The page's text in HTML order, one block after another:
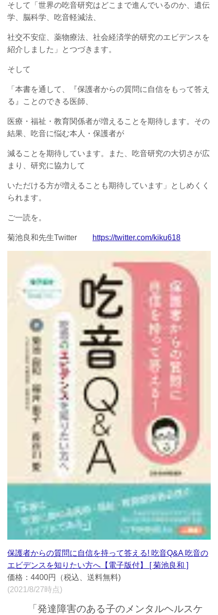
そして
「世界の吃音研究はどこまで進んでいるのか、遺伝
学、脳科学、吃音軽減法、
社交不安症、 薬物療法、社会経済学的研究のエビデンスを
紹介しました」とつづきます。
そして
「本書を通して、『保護者からの質問に自信をもって答え
る』ことのできる医師、
医療・福祉・教育関係者が増えることを期待します。その
結果、吃音に悩む本人・保護者が
減ることを期待しています。また、吃音研究の大切さが広
まり、研究に協力して
いただける方が増えることも期待しています」としめくく
られます。
ご一読を。
菊池良和先生Twitter https://twitter.com/kiku618
保護者からの質問に自信を持って答える! 吃音Q&A 吃音の
エビデンスを知りたい方へ【電子版付】 [ 菊池良和 ]
価格：4400円（税込、送料無料)
(2021/8/27時点)
「発達障害のある子のメンタルヘルスケ